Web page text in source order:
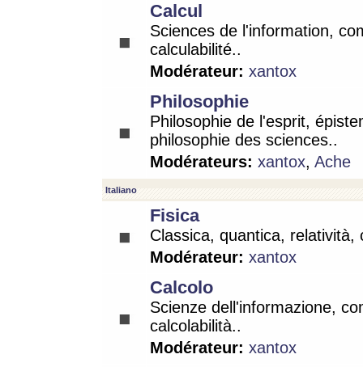
Calcul
Sciences de l'information,
calculabilité..
Modérateur: xantox
Philosophie
Philosophie de l'esprit,
philosophie des sciences..
Modérateurs: xantox, Ache
Italiano
Fisica
Classica, quantica, relatività,
Modérateur: xantox
Calcolo
Scienze dell'informazione,
calcolabilità..
Modérateur: xantox